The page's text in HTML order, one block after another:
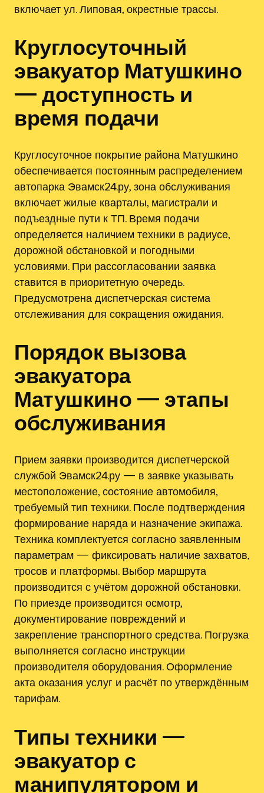
включает ул. Липовая, окрестные трассы.
Круглосуточный
эвакуатор Матушкино
— доступность и
время подачи
Круглосуточное покрытие района Матушкино
обеспечивается постоянным распределением
автопарка Эвамск24.ру, зона обслуживания
включает жилые кварталы, магистрали и
подъездные пути к ТП. Время подачи
определяется наличием техники в радиусе,
дорожной обстановкой и погодными
условиями. При рассогласовании заявка
ставится в приоритетную очередь.
Предусмотрена диспетчерская система
отслеживания для сокращения ожидания.
Порядок вызова
эвакуатора
Матушкино — этапы
обслуживания
Прием заявки производится диспетчерской
службой Эвамск24.ру — в заявке указывать
местоположение, состояние автомобиля,
требуемый тип техники. После подтверждения
формирование наряда и назначение экипажа.
Техника комплектуется согласно заявленным
параметрам — фиксировать наличие захватов,
тросов и платформы. Выбор маршрута
производится с учётом дорожной обстановки.
По приезде производится осмотр,
документирование повреждений и
закрепление транспортного средства. Погрузка
выполняется согласно инструкции
производителя оборудования. Оформление
акта оказания услуг и расчёт по утверждённым
тарифам.
Типы техники —
эвакуатор с
манипулятором и